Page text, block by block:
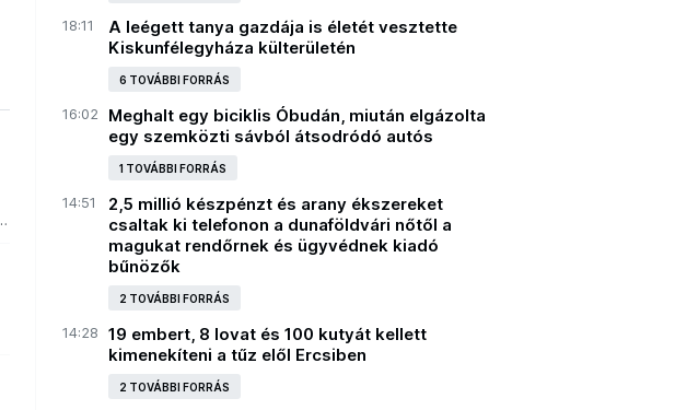
18:11
A leégett tanya gazdája is életét vesztette
Kiskunfélegyháza külterületén
6 TOVÁBBI FORRÁS
16:02
Meghalt egy biciklis Óbudán, miután elgázolta
egy szemközti sávból átsodródó autós
1 TOVÁBBI FORRÁS
14:51
2,5 millió készpénzt és arany ékszereket
csaltak ki telefonon a dunaföldvári nőtől a
magukat rendőrnek és ügyvédnek kiadó
bűnözők
2 TOVÁBBI FORRÁS
14:28
19 embert, 8 lovat és 100 kutyát kellett
kimenekíteni a tűz elől Ercsiben
2 TOVÁBBI FORRÁS